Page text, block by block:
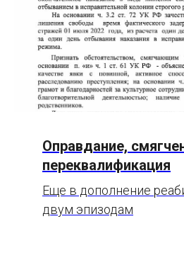
Оправдание,
переквалификация
Еще в дополнение
двум эпизодам